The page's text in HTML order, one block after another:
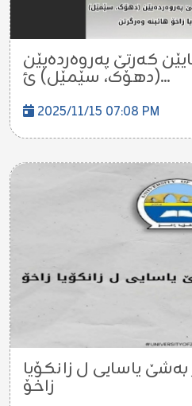
کەرتێ پەروەردەیێن
(دهۆک، سێمێل) ئ...
2025/11/15 07:08 PM
یاسایی ل زانکۆیا
زاخۆ